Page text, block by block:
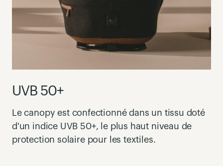
UVB 50+
Le canopyest confectionnédans un tissu doté
d'un indice UVB 50+, le plus haut niveau de
protection solaire pour les textiles.